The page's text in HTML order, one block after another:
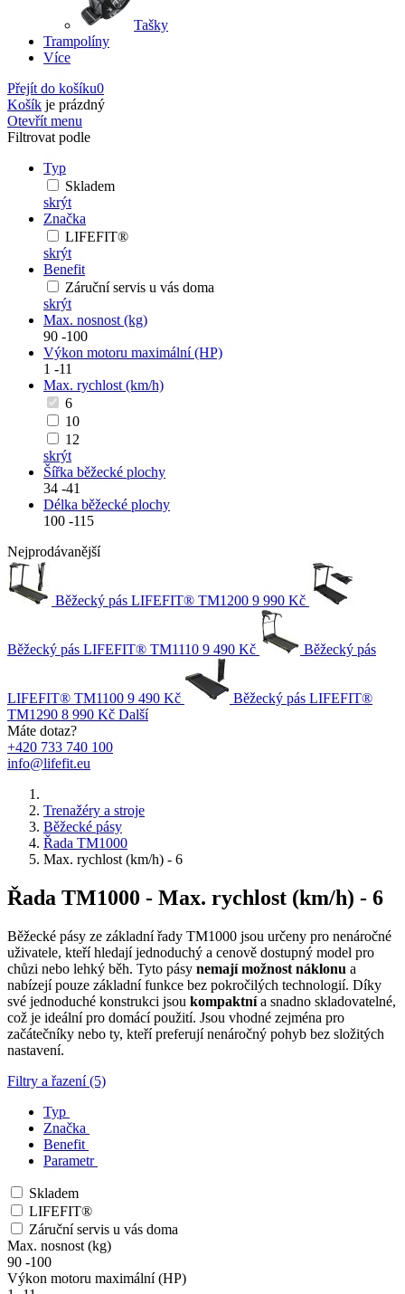
Tašky
Trampolíny
Více
Přejít do košíku0
Košík je prázdný
Otevřít menu
Filtrovat podle
Typ
Skladem
skrýt
Značka
LIFEFIT®
skrýt
Benefit
Záruční servis u vás doma
skrýt
Max. nosnost (kg)
90 -100
Výkon motoru maximální (HP)
1 -11
Max. rychlost (km/h)
6
10
12
skrýt
Šířka běžecké plochy
34 -41
Délka běžecké plochy
100 -115
Nejprodávanější
Běžecký pás LIFEFIT® TM1200 9 990 Kč
Běžecký pás LIFEFIT® TM1110 9 490 Kč Běžecký pás
LIFEFIT® TM1100 9 490 Kč
Běžecký pás LIFEFIT®
TM1290 8 990 Kč Další
Máte dotaz?
+420 733 740 100
info@lifefit.eu
Trenažéry a stroje
Běžecké pásy
Řada TM1000
Max. rychlost (km/h) - 6
Řada TM1000 - Max. rychlost (km/h) - 6
Běžecké pásy ze základní řady TM1000 jsou určeny pro nenáročné
uživatele, kteří hledají jednoduchý a cenově dostupný model pro
chůzi nebo lehký běh. Tyto pásy nemají možnost náklonu a
nabízejí pouze základní funkce bez pokročilých technologií. Díky
své jednoduché konstrukci jsou kompaktnía snadno skladovatelné,
což je ideální pro domácí použití. Jsou vhodné zejména pro
začátečníky nebo ty, kteří preferují nenáročný pohyb bez složitých
nastavení.
Filtry a řazení (5)
Typ
Značka
Benefit
Parametr
Skladem
LIFEFIT®
Záruční servis u vás doma
Max. nosnost (kg)
90 -100
Výkon motoru maximální (HP)